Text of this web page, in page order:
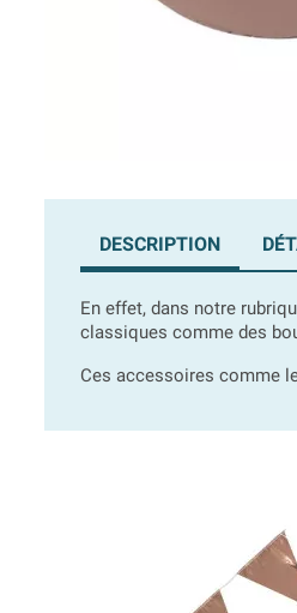
DESCRIPTION
En effet, dans notre
classiques comme des
Ces accessoires comme